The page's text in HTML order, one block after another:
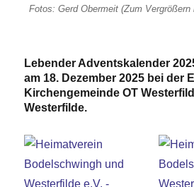
Fotos: Gerd Obermeit (Zum
Lebender Adventskalender
am 18. Dezember 2025 bei der
Kirchengemeinde OT
Westerfilde.